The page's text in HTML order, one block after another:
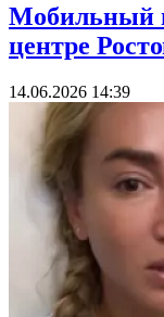
Мобильный
центре
14.06.2026 14:39